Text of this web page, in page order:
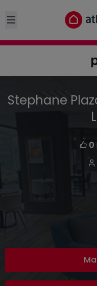
Open sidebar
Stephane
0